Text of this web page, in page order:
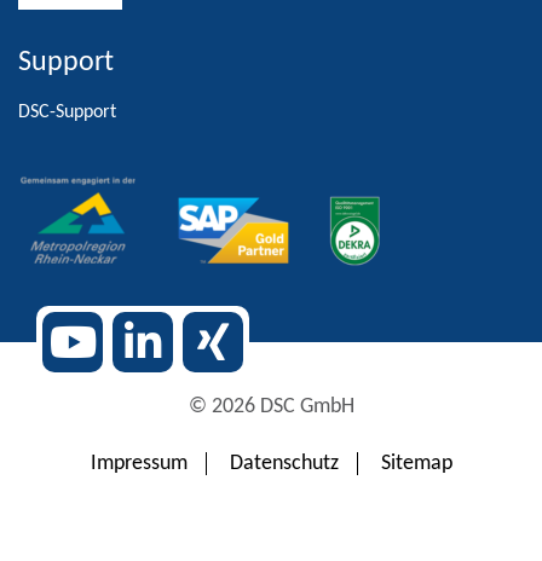
Alternative:
Support
DSC-Support
© 2026 DSC GmbH
Impressum Datenschutz Sitemap